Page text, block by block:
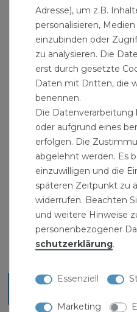
Elastomer
Arbeitsmedien:
Max. Glykolgehalt:
Temperaturbereich:
Max.
Max.
Anschlüsse:-
Rohrleitungen 3/4”, 1”
Rohrleitungen 3/4” und
Ähnliche Artikel
Adresse), um z.B.
personalisieren,
einzubinden oder
zu analysieren. Die
erst durch gesetzte
Daten mit Dritten, die
benennen.
Die
oder aufgrund eines
erfolgen. Die
abgelehnt werden. Es
einzuwilligen und die
späteren Zeitpunkt zu
widerrufen. Beachten
und weitere Hinweise
personenbezogener
schutz­erklärung.
Essenziell
Marketing